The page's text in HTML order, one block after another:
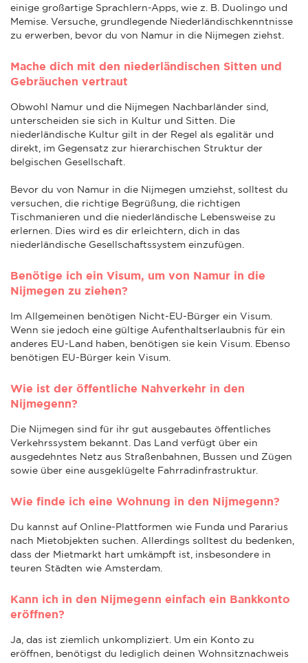
einige großartige Sprachlern-Apps, wie z. B. Duolingo und
Memise. Versuche, grundlegende Niederländischkenntnisse
zu erwerben, bevor du von Namur in die Nijmegen ziehst.
Mache dich mit den niederländischen Sitten und
Gebräuchen vertraut
Obwohl Namur und die Nijmegen Nachbarländer sind,
unterscheiden sie sich in Kultur und Sitten. Die
niederländische Kultur gilt in der Regel als egalitär und
direkt, im Gegensatz zur hierarchischen Struktur der
belgischen Gesellschaft.
Bevor du von Namur in die Nijmegen umziehst, solltest du
versuchen, die richtige Begrüßung, die richtigen
Tischmanieren und die niederländische Lebensweise zu
erlernen. Dies wird es dir erleichtern, dich in das
niederländische Gesellschaftssystem einzufügen.
Benötige ich ein Visum, um von Namur in die
Nijmegen zu ziehen?
Im Allgemeinen benötigen Nicht-EU-Bürger ein Visum.
Wenn sie jedoch eine gültige Aufenthaltserlaubnis für ein
anderes EU-Land haben, benötigen sie kein Visum. Ebenso
benötigen EU-Bürger kein Visum.
Wie ist der öffentliche Nahverkehr in den
Nijmegenn?
Die Nijmegen sind für ihr gut ausgebautes öffentliches
Verkehrssystem bekannt. Das Land verfügt über ein
ausgedehntes Netz aus Straßenbahnen, Bussen und Zügen
sowie über eine ausgeklügelte Fahrradinfrastruktur.
Wie finde ich eine Wohnung in den Nijmegenn?
Du kannst auf Online-Plattformen wie Funda und Pararius
nach Mietobjekten suchen. Allerdings solltest du bedenken,
dass der Mietmarkt hart umkämpft ist, insbesondere in
teuren Städten wie Amsterdam.
Kann ich in den Nijmegenn einfach ein Bankkonto
eröffnen?
Ja, das ist ziemlich unkompliziert. Um ein Konto zu
eröffnen, benötigst du lediglich deinen Wohnsitznachweis